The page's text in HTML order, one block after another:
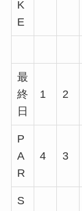
K
E
最
終
日
1 2
P
A
R
4 3
S